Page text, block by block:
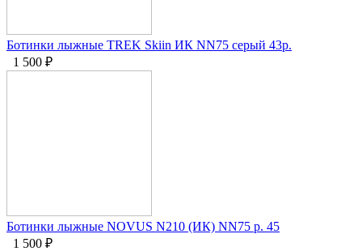
Ботинки лыжные TREK Skiin ИК NN75 серый 43р.
1 500 ₽
Ботинки лыжные NOVUS N210 (ИК) NN75 р. 45
1 500 ₽